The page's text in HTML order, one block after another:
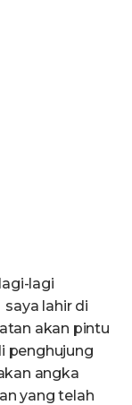
lagi
lahir di
akan pintu
penghujung
angka
yang telah